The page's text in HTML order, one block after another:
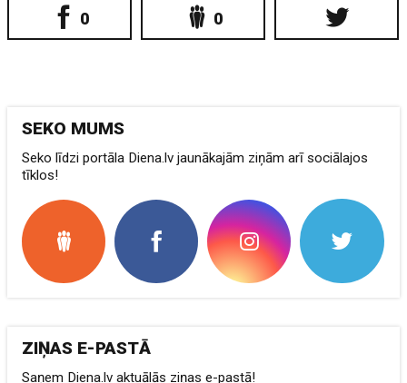
0 0
SEKO MUMS
Seko līdzi portāla Diena.lv jaunākajām ziņām arī sociālajos
tīklos!
ZIŅAS E-PASTĀ
Saņem Diena.lv aktuālās ziņas e-pastā!